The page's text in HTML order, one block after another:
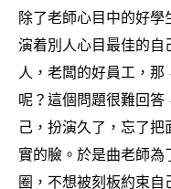
除了老師心目中的好學
演着別人心目最佳的自
人 ， 老闆的好員工 ， 那
呢？這個問題很難回答
己 ， 扮演久了 ， 忘了把
實的臉。於是曲老師為
圈 ， 不想被刻板約束自